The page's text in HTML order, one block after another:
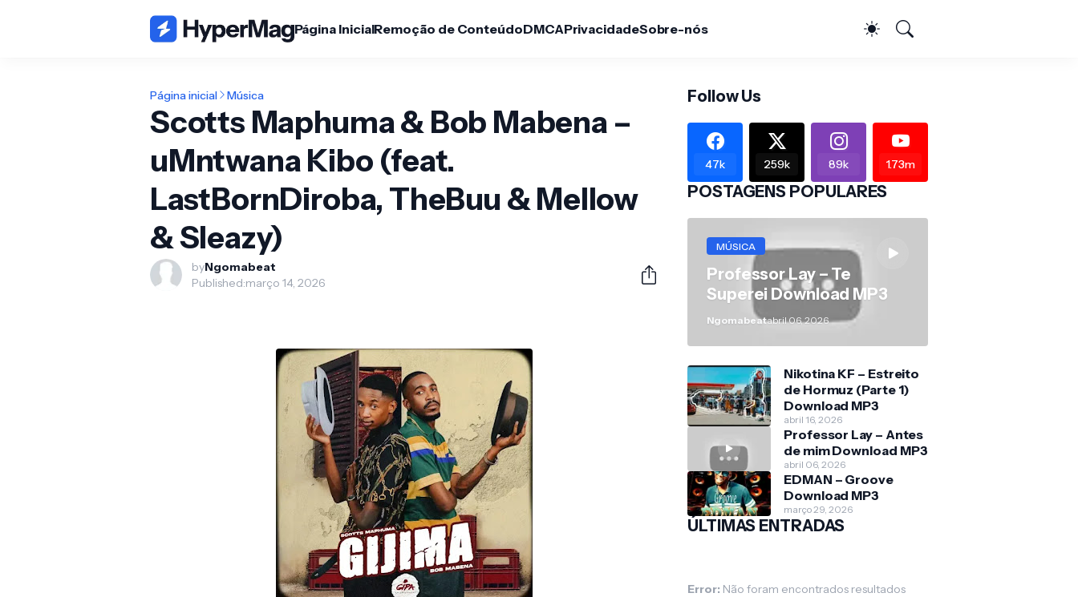
Página InicialRemoção de ConteúdoDMCAPrivacidadeSobre-nós
Página inicial Música
Scotts Maphuma & Bob Mabena –
uMntwana Kibo (feat.
LastBornDiroba, TheBuu & Mellow
& Sleazy)
byNgomabeat
Published:março 14, 2026
Follow Us
47k 259k 89k 1.73m
POSTAGENS POPULARES
MÚSICA
Professor Lay – Te
Superei Download MP3
Ngomabeatabril 06, 2026
Nikotina KF – Estreito
de Hormuz (Parte 1)
Download MP3
abril 16, 2026
Professor Lay – Antes
de mim Download MP3
abril 06, 2026
EDMAN – Groove
Download MP3
março 29, 2026
ÚLTIMAS ENTRADAS
Error: Não foram encontrados resultados